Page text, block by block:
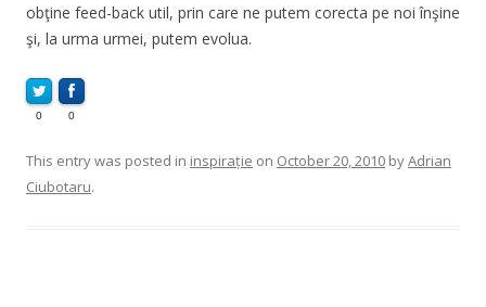
obţine feed-back util, prin care ne putem corecta pe noi înşine
şi, la urma urmei, putem evolua.
0 0
This entry was posted in inspirație on October 20, 2010 byAdrian
Ciubotaru.